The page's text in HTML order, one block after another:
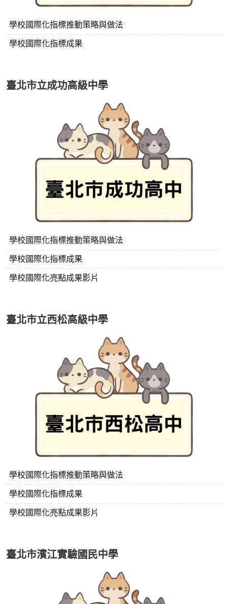
學校國際化指標推動策略與做法
學校國際化指標成果
臺北市立成功高級中學
學校國際化指標推動策略與做法
學校國際化指標成果
學校國際化亮點成果影片
臺北市立西松高級中學
學校國際化指標推動策略與做法
學校國際化指標成果
學校國際化亮點成果影片
臺北市濱江實驗國民中學